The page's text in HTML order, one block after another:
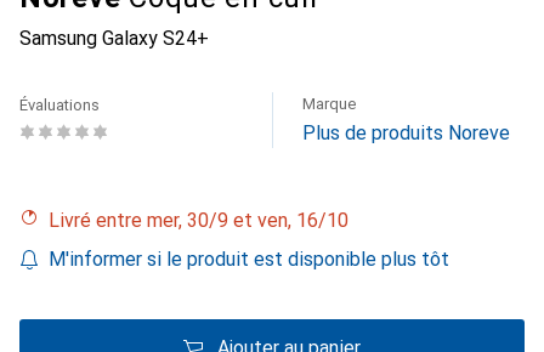
Samsung Galaxy S24+
Évaluations Marque
Plus de produits Noreve
Livré entre mer, 30/9 et ven, 16/10
M'informer si le produit est disponible plus tôt